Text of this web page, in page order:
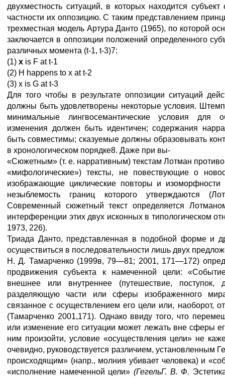
двухместность ситуаций, в которых находится
частности их оппозицию. С таким представлением
трехместная модель Артура Данто (1965), по которой
заключается в оппозиции положений определенного
различных момента (t-1, t-3)7:
(1) х is F at t-1
(2) H happens to x at t-2
(3) х is G at t-3
Для того чтобы в результате оппозиции ситуаций
должны быть удовлетворены некоторые условия.
минимальные лингвосемантические условия для
изменения должен быть идентичен; содержания
быть совместимы; сказуемые должны образовывать
в хронологическом порядке8. Даже при вы-
«Сюжетным» (т. е. нарративным) текстам Лотман
«мифологические») тексты, не повествующие о
изображающие циклические повторы и изоморфности
незыблемость границ которого утверждаются
Современный сюжетный текст определяется
интерференции этих двух исконных в типологическом
1973, 226).
Триада Данто, представленная в подобной форме и
осуществиться в последовательности лишь двух
Н. Д. Тамарченко (1999в, 79—81; 2001, 171—172)
продвижения субъекта к намеченной цели:
внешнее или внутреннее (путешествие, поступок,
разделяющую части или сферы изображенного
связанное с осуществлением его цели или, наоборот,
(Тамарченко 2001,171). Однако ввиду того, что
или изменение его ситуации может лежать вне сферы
ним произойти, условие «осуществления цели» не
очевидно, руководствуется различием, установленным
происходящим» (напр., молния убивает человека) и
«исполнение намеченной цели» (ГегельГ. В. Ф.